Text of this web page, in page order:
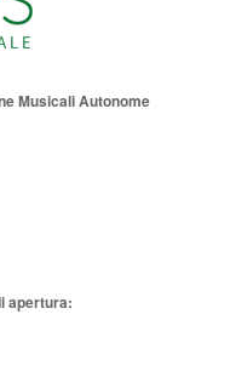
Musicali Autonome
apertura: